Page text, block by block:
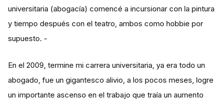
universitaria (abogacía) comencé a incursionar con la pintura
y tiempo después con el teatro, ambos como hobbie por
supuesto. -
En el 2009, termine mi carrera universitaria, ya era todo un
abogado, fue un gigantesco alivio, a los pocos meses, logre
un importante ascenso en el trabajo que traía un aumento